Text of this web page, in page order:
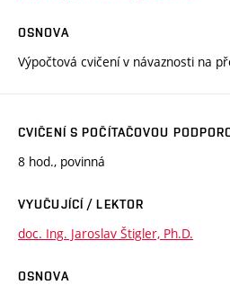
OSNOVA
Výpočtová cvičení v návaznosti na
CVIČENÍ S POČÍTAČOVOU
8 hod., povinná
VYUČUJÍCÍ / LEKTOR
doc. Ing. Jaroslav Štigler, Ph.D.
OSNOVA